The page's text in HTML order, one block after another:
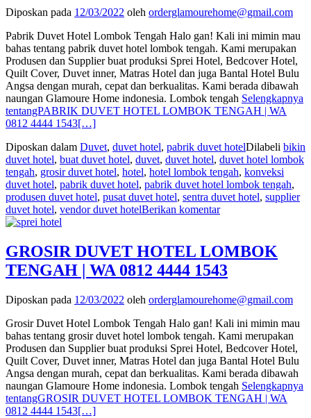
Diposkan pada 12/03/2022 oleh orderglamourehome@gmail.com
Pabrik Duvet Hotel Lombok Tengah Halo gan! Kali ini mimin mau
bahas tentang pabrik duvet hotel lombok tengah. Kami merupakan
Produsen dan Supplier buat produksi Sprei Hotel, Bedcover Hotel,
Quilt Cover, Duvet inner, Matras Hotel dan juga Bantal Hotel Bulu
Angsa dengan murah, cepat dan berkualitas. Kami berada dibawah
naungan Glamoure Home indonesia. Lombok tengah Selengkapnya
tentangPABRIK DUVET HOTEL LOMBOK TENGAH | WA
0812 4444 1543[…]
Diposkan dalam Duvet, duvet hotel, pabrik duvet hotelDilabeli bikin
duvet hotel, buat duvet hotel, duvet, duvet hotel, duvet hotel lombok
tengah, grosir duvet hotel, hotel, hotel lombok tengah, konveksi
duvet hotel, pabrik duvet hotel, pabrik duvet hotel lombok tengah,
produsen duvet hotel, pusat duvet hotel, sentra duvet hotel, supplier
duvet hotel, vendor duvet hotelBerikan komentar
GROSIR DUVET HOTEL LOMBOK
TENGAH | WA 0812 4444 1543
Diposkan pada 12/03/2022 oleh orderglamourehome@gmail.com
Grosir Duvet Hotel Lombok Tengah Halo gan! Kali ini mimin mau
bahas tentang grosir duvet hotel lombok tengah. Kami merupakan
Produsen dan Supplier buat produksi Sprei Hotel, Bedcover Hotel,
Quilt Cover, Duvet inner, Matras Hotel dan juga Bantal Hotel Bulu
Angsa dengan murah, cepat dan berkualitas. Kami berada dibawah
naungan Glamoure Home indonesia. Lombok tengah Selengkapnya
tentangGROSIR DUVET HOTEL LOMBOK TENGAH | WA
0812 4444 1543[…]